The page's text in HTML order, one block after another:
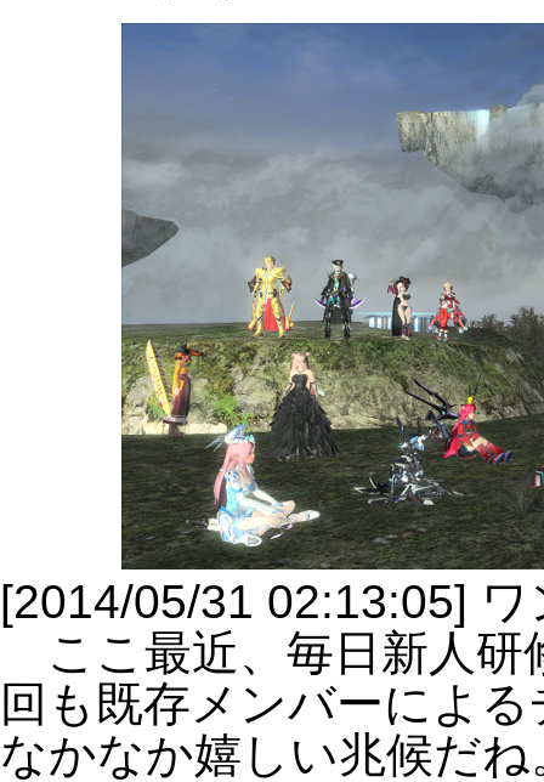
[2014/05/31 02:13:05]
ここ最近、毎日新人
回も既存メンバーによ
なかなか嬉しい兆候だね